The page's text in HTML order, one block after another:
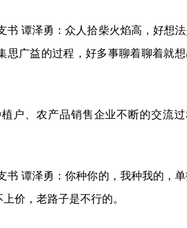
书 谭泽勇：众人拾柴火焰高，好想
思广益的过程，好多事聊着聊着就
户、农产品销售企业不断的交流
书 谭泽勇：你种你的，我种我的，
价，老路子是不行的。